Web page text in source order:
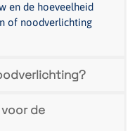
en de hoeveelheid
of noodverlichting
de